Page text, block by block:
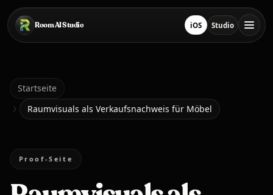
Zum Hauptinhalt springen
Room AI Studio
Startseite iOSLade im App Store
StudioStudio öffnen
Sprache
Deutsch
Startseite
Raumvisuals als Verkaufsnachweis für Möbel
Proof-Seite